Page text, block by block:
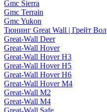
Gmc Sierra
Gmc Terrain
Gmc Yukon
Тюнинг Great Wall | Грейт Вол
Great-Wall Deer
Great-Wall Hover
Great-Wall Hover H3
Great-Wall Hover H5
Great-Wall Hover H6
Great-Wall Hover M4
Great-Wall M2
Great-Wall M4
Great-Wall Safe